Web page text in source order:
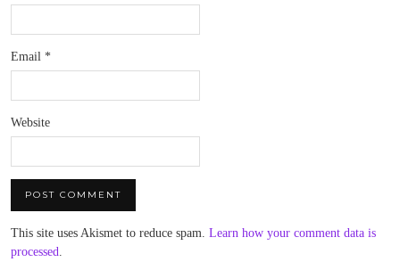
Email *
Website
This site uses Akismet to reduce spam. Learn how your comment data is
processed.